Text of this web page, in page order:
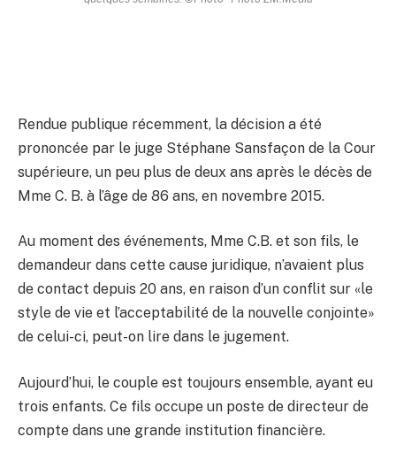
Rendue publique récemment, la décision a été
prononcée par le juge Stéphane Sansfaçon de la Cour
supérieure, un peu plus de deux ans après le décès de
Mme C. B. à l’âge de 86 ans, en novembre 2015.
Au moment des événements, Mme C.B. et son fils, le
demandeur dans cette cause juridique, n’avaient plus
de contact depuis 20 ans, en raison d’un conflit sur «le
style de vie et l’acceptabilité de la nouvelle conjointe»
de celui-ci, peut-on lire dans le jugement.
Aujourd’hui, le couple est toujours ensemble, ayant eu
trois enfants. Ce fils occupe un poste de directeur de
compte dans une grande institution financière.